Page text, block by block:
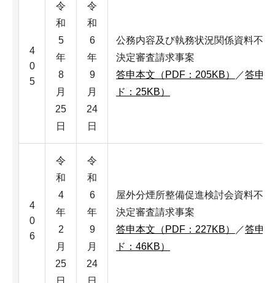
4
0
5
令
和
5
年
8
月
25
日
令
和
6
年
9
月
24
日
公務内容及び執務状況関係資料不
決定審査請求事案
答申本文（PDF：205KB）
／答申
ド：25KB）
4
0
6
令
和
4
年
2
月
25
日
令
和
6
年
9
月
24
日
屋外分煙所整備促進検討会資料不
決定審査請求事案
答申本文（PDF：227KB）
／答申
ド：46KB）